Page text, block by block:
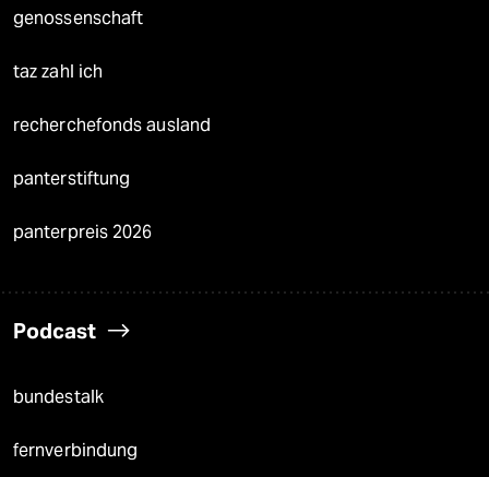
genossenschaft
taz zahl ich
recherchefonds ausland
panterstiftung
panterpreis 2026
Podcast
bundestalk
fernverbindung